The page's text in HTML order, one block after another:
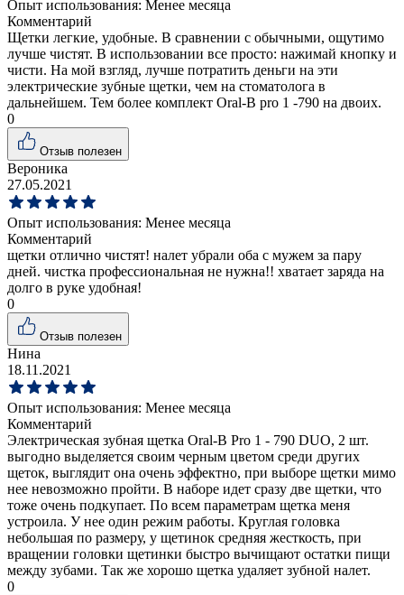
Опыт использования: Менее месяца
Комментарий
Щетки легкие, удобные. В сравнении с обычными, ощутимо
лучше чистят. В использовании все просто: нажимай кнопку и
чисти. На мой взгляд, лучше потратить деньги на эти
электрические зубные щетки, чем на стоматолога в
дальнейшем. Тем более комплект Oral-B pro 1 -790 на двоих.
0
Отзыв полезен
Вероника
27.05.2021
Опыт использования: Менее месяца
Комментарий
щетки отлично чистят! налет убрали оба с мужем за пару
дней. чистка профессиональная не нужна!! хватает заряда на
долго в руке удобная!
0
Отзыв полезен
Нина
18.11.2021
Опыт использования: Менее месяца
Комментарий
Электрическая зубная щетка Oral-B Pro 1 - 790 DUO, 2 шт.
выгодно выделяется своим черным цветом среди других
щеток, выглядит она очень эффектно, при выборе щетки мимо
нее невозможно пройти. В наборе идет сразу две щетки, что
тоже очень подкупает. По всем параметрам щетка меня
устроила. У нее один режим работы. Круглая головка
небольшая по размеру, у щетинок средняя жесткость, при
вращении головки щетинки быстро вычищают остатки пищи
между зубами. Так же хорошо щетка удаляет зубной налет.
0